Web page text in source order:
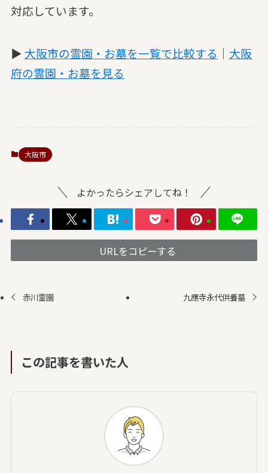
対応しています。
▶ 大阪市の霊園・お墓を一覧で比較する ｜ 大阪
府の霊園・お墓を見る
大阪市
よかったらシェアしてね！
URLをコピーする
赤川霊園 九應寺永代供養墓
この記事を書いた人